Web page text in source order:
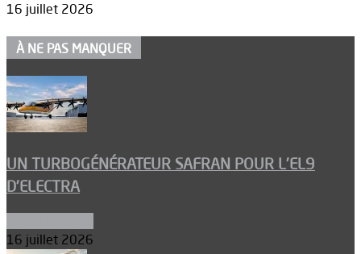
16 juillet 2026
À NE PAS MANQUER
UN TURBOGÉNÉRATEUR SAFRAN POUR L’EL9
D’ELECTRA
16 juillet 2026